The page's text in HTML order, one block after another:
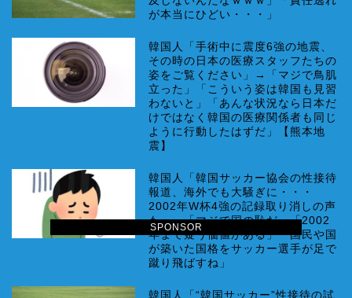
SPONSOR
が本当にひどい・・・」
韓国人「手術中に震度6強の地震、
その時の日本の医療スタッフたちの
姿をご覧ください」→「マジで鳥肌
立った」「こういう姿は韓国も見習
わないと」「あんな状況なら日本だ
けではなく韓国の医療関係者も同じ
ように行動したはずだ」【熊本地
震】
韓国人「韓国サッカー協会の性接待
報道、海外でも大騒ぎに・・・
2002年W杯4強の記録取り消しの声
も」→「マジで国の恥だ」「2002
年まで疑う価値がある」「国民や国
が築いた国格をサッカー選手が足で
蹴り飛ばすね」
韓国人「“韓国サッカー”性接待の試